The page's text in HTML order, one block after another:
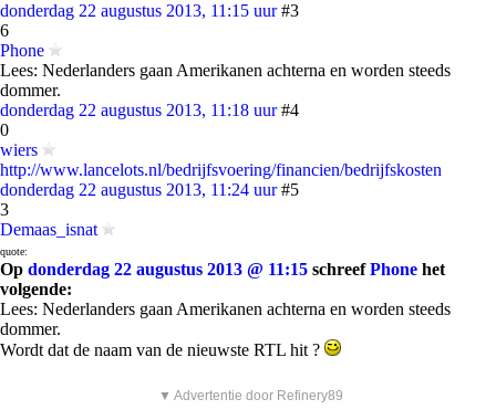
donderdag 22 augustus 2013, 11:15 uur #3
6
Phone
Lees: Nederlanders gaan Amerikanen achterna en worden steeds
dommer.
donderdag 22 augustus 2013, 11:18 uur #4
0
wiers
http://www.lancelots.nl/bedrijfsvoering/financien/bedrijfskosten
donderdag 22 augustus 2013, 11:24 uur #5
3
Demaas_isnat
quote:
Op donderdag 22 augustus 2013 @ 11:15 schreefPhone het
volgende:
Lees: Nederlanders gaan Amerikanen achterna en worden steeds
dommer.
Wordt dat de naam van de nieuwste RTL hit ?
▼ Advertentie door Refinery89